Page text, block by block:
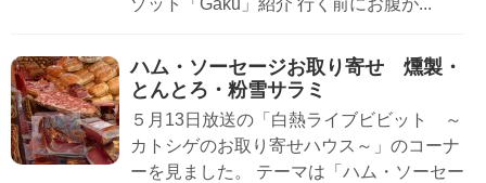
ゾット「Gaku」紹介 行く前にお腹が...
ハム・ソーセージお取り寄せ 燻製・
とんとろ・粉雪サラミ
５月13日放送の「白熱ライブビビット ～
カトシゲのお取り寄せハウス～」のコーナ
ーを見ました。 テーマは「ハム・ソーセー